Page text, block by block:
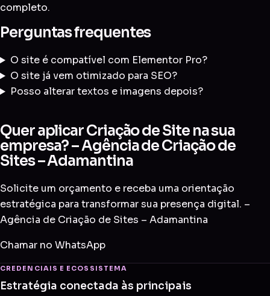
completo.
Perguntas frequentes
O site é compatível com Elementor Pro?
O site já vem otimizado para SEO?
Posso alterar textos e imagens depois?
Quer aplicar Criação de Site na sua
empresa? – Agência de Criação de
Sites – Adamantina
Solicite um orçamento e receba uma orientação
estratégica para transformar sua presença digital. –
Agência de Criação de Sites – Adamantina
Chamar no WhatsApp
CREDENCIAIS E ECOSSISTEMA
Estratégia conectada às principais